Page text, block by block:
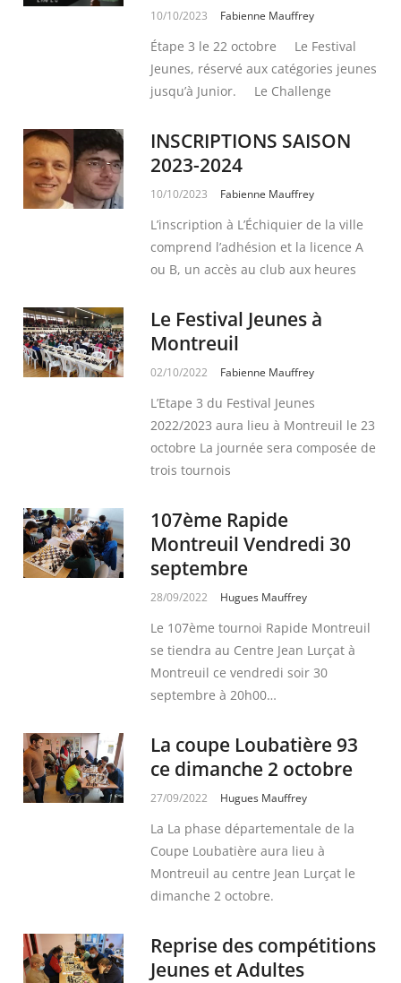
10/10/2023 Fabienne Mauffrey
Étape 3 le 22 octobre Le Festival
Jeunes, réservé aux catégories jeunes
jusqu’à Junior. Le Challenge
INSCRIPTIONS SAISON
2023-2024
10/10/2023 Fabienne Mauffrey
L’inscription à L’Échiquier de la ville
comprend l’adhésion et la licence A
ou B, un accès au club aux heures
Le Festival Jeunes à
Montreuil
02/10/2022 Fabienne Mauffrey
L’Etape 3 du Festival Jeunes
2022/2023 aura lieu à Montreuil le 23
octobre La journée sera composée de
trois tournois
107ème Rapide
Montreuil Vendredi 30
septembre
28/09/2022 Hugues Mauffrey
Le 107ème tournoi Rapide Montreuil
se tiendra au Centre Jean Lurçat à
Montreuil ce vendredi soir 30
septembre à 20h00…
La coupe Loubatière 93
ce dimanche 2 octobre
27/09/2022 Hugues Mauffrey
La La phase départementale de la
Coupe Loubatière aura lieu à
Montreuil au centre Jean Lurçat le
dimanche 2 octobre.
Reprise des compétitions
Jeunes et Adultes